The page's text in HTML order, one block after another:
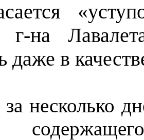
г-на
даже в
несколько